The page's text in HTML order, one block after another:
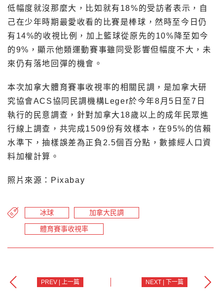
低幅度就沒那麼大，比如就有18%的受訪者表示，自
己在少年時期最愛收看的比賽是棒球，然時至今日仍
有14%的收視比例，加上籃球從原先的10%降至如今
的9%，顯示他類運動賽事雖同受影響但幅度不大，未
來仍有落地回彈的機會。
本次加拿大體育賽事收視率的相關民調，是加拿大研
究協會ACS協同民調機構Leger於今年8月5日至7日
執行的民意調查，針對加拿大18歲以上的成年民眾進
行線上調查，共完成1509份有效樣本，在95%的信賴
水準下，抽樣誤差為正負2.5個百分點，數據經人口資
料加權計算。
照片來源：Pixabay
冰球 加拿大民調
體育賽事收視率
PREV | 上一篇 NEXT | 下一篇